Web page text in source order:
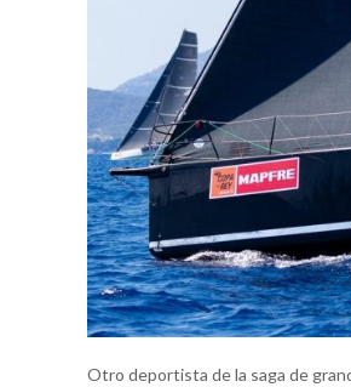
Otro deportista de la saga de